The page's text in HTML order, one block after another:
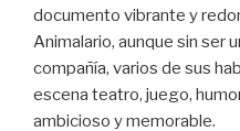
documento vibrante y
Animalario, aunque sin ser
compañía, varios de sus
escena teatro, juego,
ambicioso y memorable.